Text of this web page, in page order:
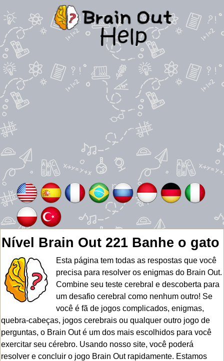
Nível Brain Out 221 Banhe o gato
Esta página tem todas as respostas que você
precisa para resolver os enigmas do Brain Out.
Combine seu teste cerebral e descoberta para
um desafio cerebral como nenhum outro! Se
você é fã de jogos complicados, enigmas,
quebra-cabeças, jogos cerebrais ou qualquer outro jogo de
perguntas, o Brain Out é um dos mais escolhidos para você
exercitar seu cérebro. Usando nosso site, você poderá
resolver e concluir o jogo Brain Out rapidamente. Estamos